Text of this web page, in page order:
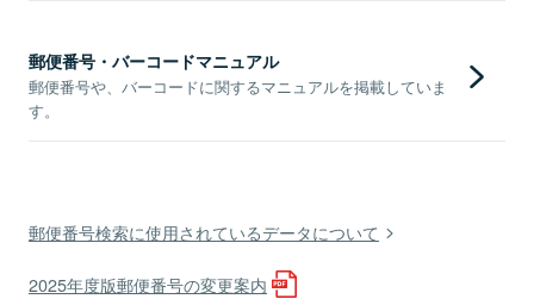
郵便番号・バーコードマニュアル
郵便番号や、バーコードに関するマニュアルを掲載していま
す。
郵便番号検索に使用されているデータについて
2025年度版郵便番号の変更案内